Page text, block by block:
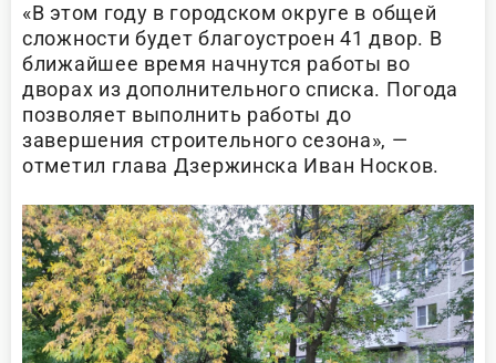
«В этом году в городском округе в общей
сложности будет благоустроен 41 двор. В
ближайшее время начнутся работы во
дворах из дополнительного списка. Погода
позволяет выполнить работы до
завершения строительного сезона», —
отметил глава Дзержинска Иван Носков.